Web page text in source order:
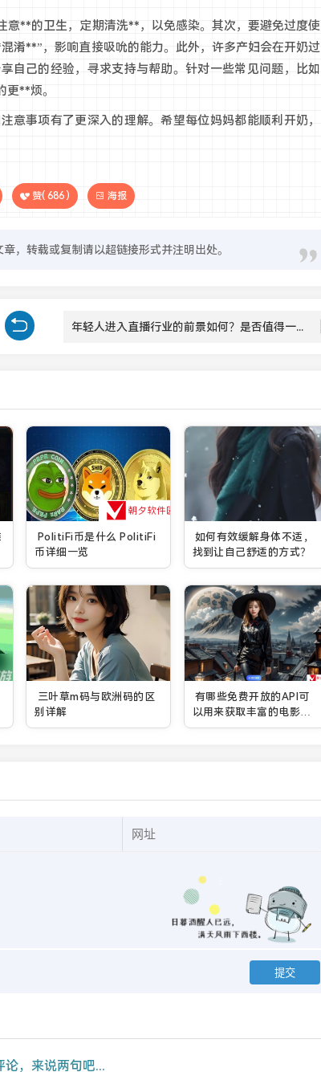
意**的卫生，定期清洗**，以免感染。其次，要避免过度使
淆**”，影响直接吸吮的能力。此外，许多产妇会在开奶过
自己的经验，寻求支持与帮助。针对一些常见问题，比如
**烦。
意事项有了更深入的理解。希望每位妈妈都能顺利开奶，
赞( 686 ) 海报
章，转载或复制请以超链接形式并注明出处。
年轻人进入直播行业的前景如何？是否值得一试？
PolitiFi币是什么 PolitiFi
币详细一览
如何有效缓解身体不适，
找到让自己舒适的方式？
三叶草m码与欧洲码的区
别详解
有哪些免费开放的API可
以用来获取丰富的电影信
息？
论，来说两句吧...